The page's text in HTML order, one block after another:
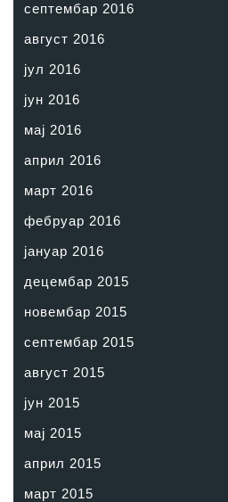
септембар 2016
август 2016
јул 2016
јун 2016
мај 2016
април 2016
март 2016
фебруар 2016
јануар 2016
децембар 2015
новембар 2015
септембар 2015
август 2015
јун 2015
мај 2015
април 2015
март 2015